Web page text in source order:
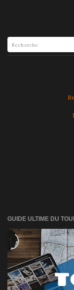
GUIDE ULTIME DU